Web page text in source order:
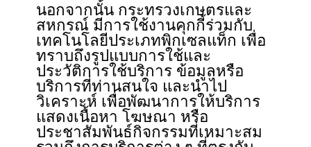
นอกจากนั้น กระทรวงเกษตรและ
สหกรณ์ มีการใช้งานคุกกี้ร่วมกับ
เทคโนโลยีประเภทพิกเซลแท็ก เพื่อ
ทราบถึงรูปแบบการใช้และ
ประวัติการใช้บริการ ข้อมูลหรือ
บริการที่ท่านสนใจ และนำไป
วิเคราะห์ เพื่อพัฒนาการให้บริการ
แสดงเนื้อหา โฆษณา หรือ
ประชาสัมพันธ์กิจกรรมที่เหมาะสม